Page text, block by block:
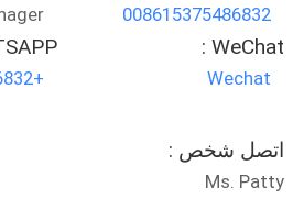
اطلب
اقتباس
الموقع
008615375486832
:
+8615375486832
WeChat :
Wechat
اتصل شخص :
Ms. Patty